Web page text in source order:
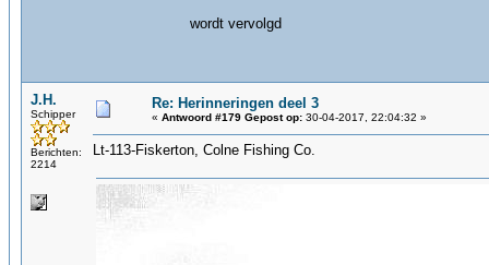
wordt vervolgd
J.H.
Schipper
Berichten:
2214
Re: Herinneringen deel 3
« Antwoord #179 Gepost op: 30-04-2017, 22:04:32 »
Lt-113-Fiskerton, Colne Fishing Co.